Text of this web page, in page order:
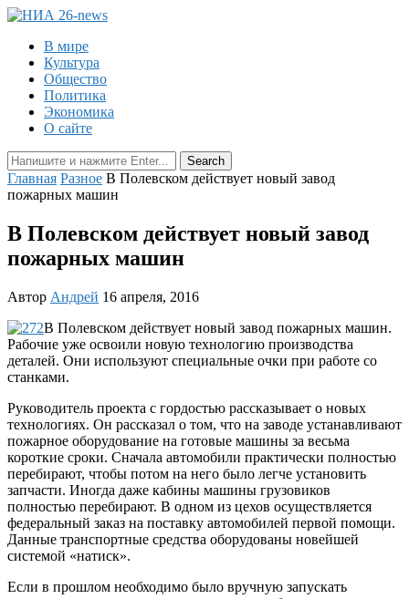
В мире
Культура
Общество
Политика
Экономика
О сайте
Главная Разное В Полевском действует новый завод
пожарных машин
В Полевском действует новый завод
пожарных машин
Автор Андрей 16 апреля, 2016
В Полевском действует новый завод пожарных машин.
Рабочие уже освоили новую технологию производства
деталей. Они используют специальные очки при работе со
станками.
Руководитель проекта с гордостью рассказывает о новых
технологиях. Он рассказал о том, что на заводе устанавливают
пожарное оборудование на готовые машины за весьма
короткие сроки. Сначала автомобили практически полностью
перебирают, чтобы потом на него было легче установить
запчасти. Иногда даже кабины машины грузовиков
полностью перебирают. В одном из цехов осуществляется
федеральный заказ на поставку автомобилей первой помощи.
Данные транспортные средства оборудованы новейшей
системой «натиск».
Если в прошлом необходимо было вручную запускать